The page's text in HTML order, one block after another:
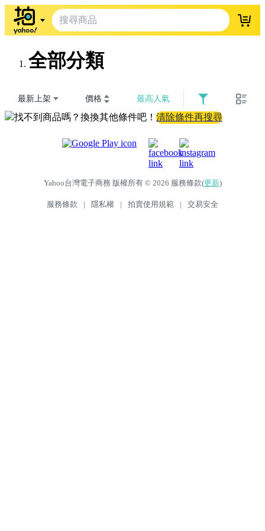
登入
全部分類
最新上架 價格 最高人氣
找不到商品嗎？換換其他條件吧！ 清除條件再搜尋
Yahoo台灣電子商務 版權所有 © 2026 服務條款(更新)
服務條款 | 隱私權 | 拍賣使用規範 | 交易安全